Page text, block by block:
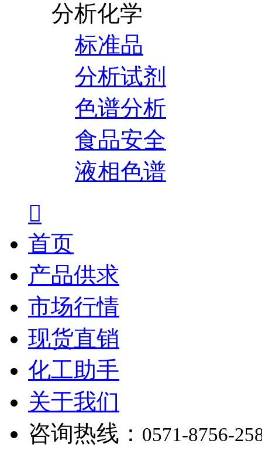
分析化学
标准品
分析试剂
色谱分析
食品安全
液相色谱

首页
产品供求
市场行情
现货直销
化工助手
关于我们
咨询热线： 0571-8756-